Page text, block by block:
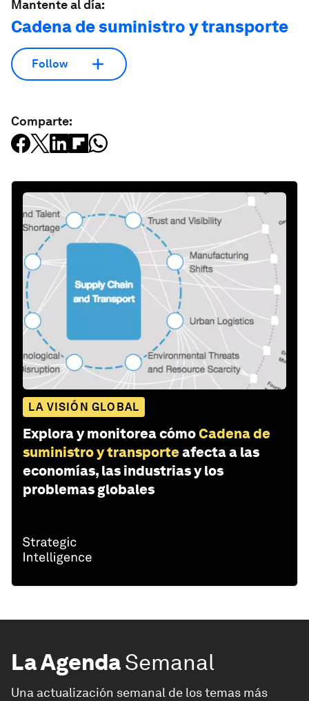
Mantente al día:
Cadena de suministro y transporte
Follow
Comparte:
LA VISIÓN GLOBAL
Explora y monitorea cómoCadena de
suministro y transporte afecta a las
economías, las industrias y los
problemas globales
La AgendaSemanal
Una actualización semanal de los temas más